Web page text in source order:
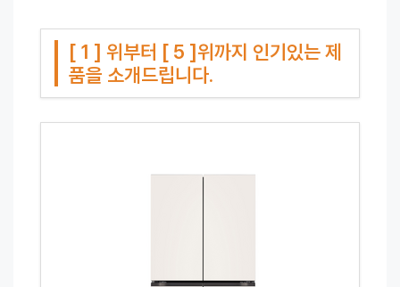
[ 1 ] 위부터 [ 5 ]위까지 인기있는 제
품을 소개드립니다.